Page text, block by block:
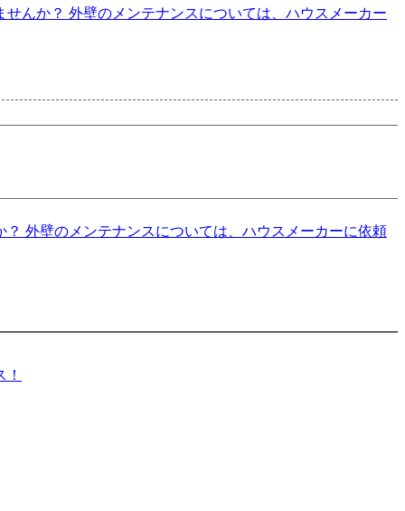
んか？ 外壁のメンテナンスについては、ハウスメーカー
外壁のメンテナンスについては、ハウスメーカーに依頼